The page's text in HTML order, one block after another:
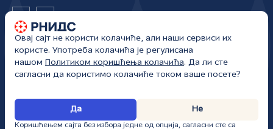
Регистар националног интернет домена Србије
Жоржа Клемансоа 18а/I
Београд, Србија
РНИДС • Сва права задржана • kancelarija@rnids.rs • Сајт ажуриран: 07.
Овај сајт не користи колачиће, али наши сервиси их
користе. Употреба колачића је регулисана
нашом Политиком коришћења колачића. Да ли сте
сагласни да користимо колачиће током ваше посете?
Да Не
Коришћењем сајта без избора једне од опција, сагласни сте са